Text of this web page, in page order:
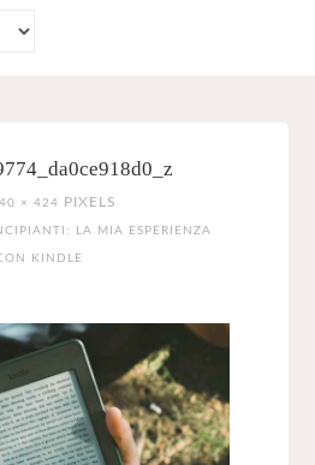
× 424 PIXELS
LA MIA ESPERIENZA
KINDLE